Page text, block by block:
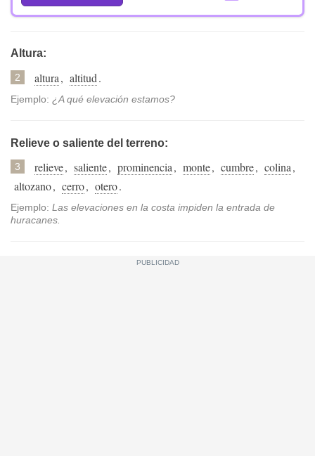
Altura:
2 altura, altitud.
Ejemplo: ¿A qué elevación estamos?
Relieve o saliente del terreno:
3 relieve, saliente, prominencia, monte, cumbre, colina,
altozano, cerro, otero.
Ejemplo: Las elevaciones en la costa impiden la entrada de
huracanes.